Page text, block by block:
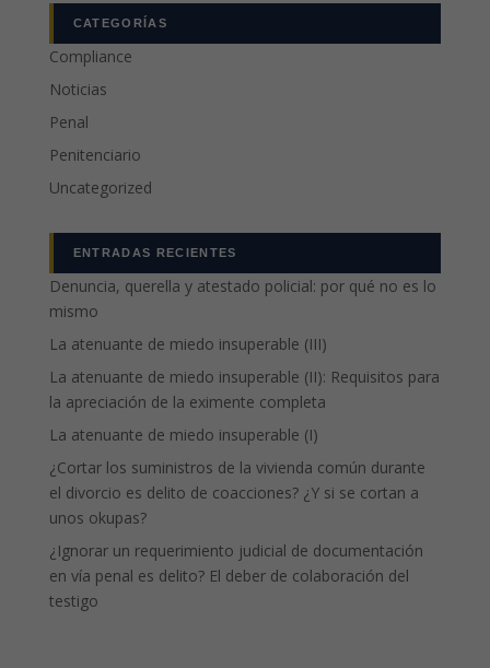
CATEGORÍAS
Compliance
Noticias
Penal
Penitenciario
Uncategorized
ENTRADAS RECIENTES
Denuncia, querella y atestado policial: por qué no es lo
mismo
La atenuante de miedo insuperable (III)
La atenuante de miedo insuperable (II): Requisitos para
la apreciación de la eximente completa
La atenuante de miedo insuperable (I)
¿Cortar los suministros de la vivienda común durante
el divorcio es delito de coacciones? ¿Y si se cortan a
unos okupas?
¿Ignorar un requerimiento judicial de documentación
en vía penal es delito? El deber de colaboración del
testigo